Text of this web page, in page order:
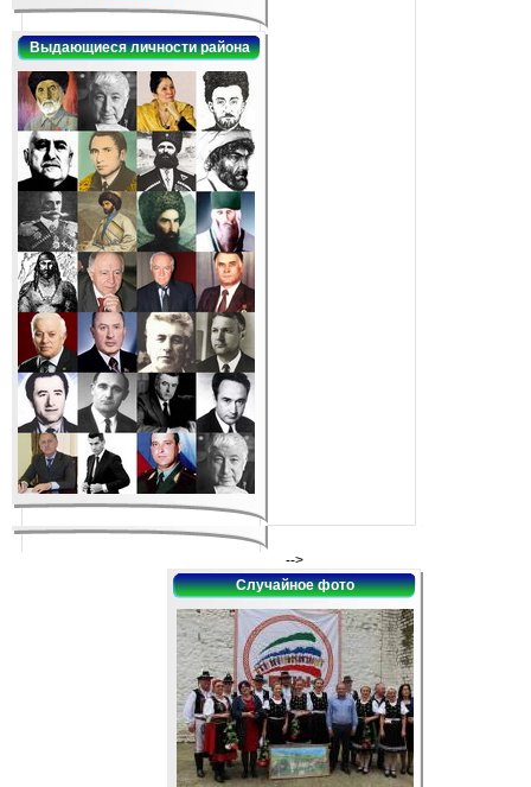
Выдающиеся личности района
-->
Случайное фото